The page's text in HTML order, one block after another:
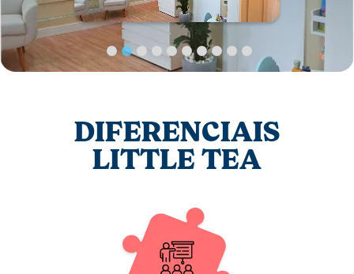
DIFERENCIAIS
LITTLE TEA